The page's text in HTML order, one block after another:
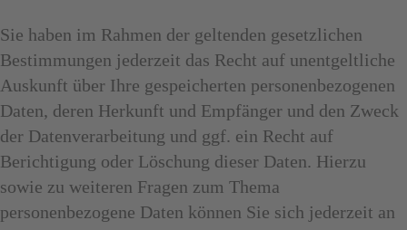
Sie haben im Rahmen der geltenden gesetzlichen
Bestimmungen jederzeit das Recht auf unentgeltliche
Auskunft über Ihre gespeicherten personenbezogenen
Daten, deren Herkunft und Empfänger und den Zweck
der Datenverarbeitung und ggf. ein Recht auf
Berichtigung oder Löschung dieser Daten. Hierzu
sowie zu weiteren Fragen zum Thema
personenbezogene Daten können Sie sich jederzeit an